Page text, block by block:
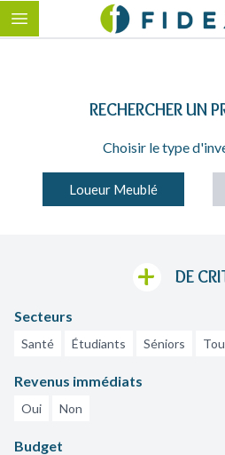
RECHERCHERUN
Choisir le type
Loueur Meublé
+ DE
Secteurs
Santé Étudiants Séniors
Revenus immédiats
Oui Non
Budget